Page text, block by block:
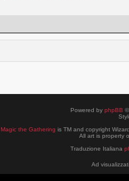
Powered by phpBB
Magic the Gathering is TM and copyright
All art is property
Traduzione Italiana
Ad